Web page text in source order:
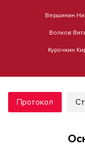
Вершинин
Волков
Курочкин
Протокол